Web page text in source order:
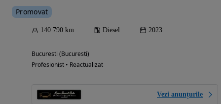
Promovat
140 790 km Diesel 2023
Bucuresti (Bucuresti)
Profesionist • Reactualizat
Vezi anunțurile